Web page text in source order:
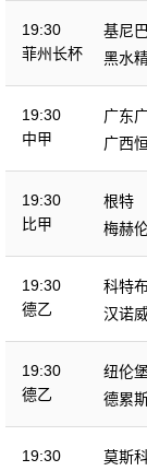
19:30
菲州长杯
基尼
黑水
19:30
中甲
广东
广西
19:30
比甲
根特
梅赫
19:30
德乙
科特
汉诺
19:30
德乙
纽伦堡
德累
19:30
莫斯